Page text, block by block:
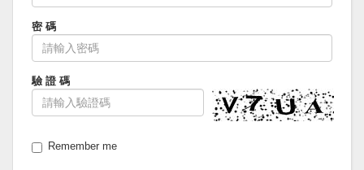
密 碼
驗 證 碼
Remember me